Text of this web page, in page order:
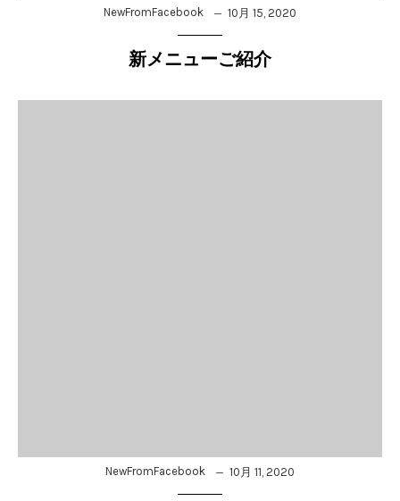
NewFromFacebook 10月 15, 2020
新メニューご紹介
NewFromFacebook 10月 11, 2020